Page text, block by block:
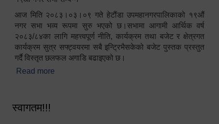
आज मिति २०८३।०३।०९ गते हेटौंडा उपमहानगरपालिकाको १९औं
नगर सभा भव्य रूपमा सुरु भएको छ।सभामा आगामी आर्थिक वर्ष
२०८३/८४का लागि महत्त्वपूर्ण नीति, कार्यक्रम तथा बजेट र क्षेत्रगत
कार्यक्रम सुत्र सफ्ट्वयरमा सबै इन्ट्रिभैसकेको बजेट पुस्तक प्रस्तुत
गर्दै विस्तृत छलफल अगाडि बढाइएको छ।
Read more
स्वागतम!!!